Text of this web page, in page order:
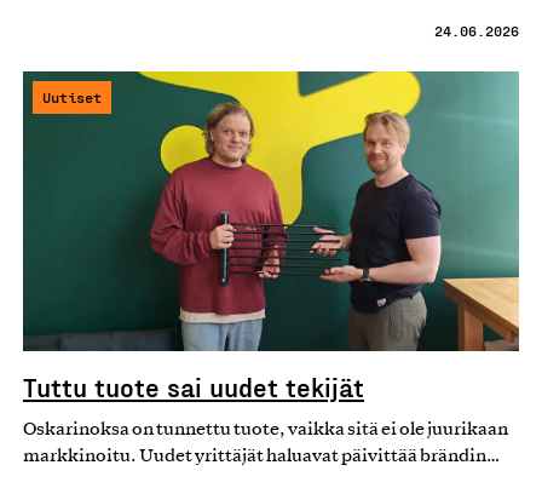
24.06.2026
Uutiset
Tuttu tuote sai uudet tekijät
Oskarinoksa on tunnettu tuote, vaikka sitä ei ole juurikaan
markkinoitu. Uudet yrittäjät haluavat päivittää brändin…